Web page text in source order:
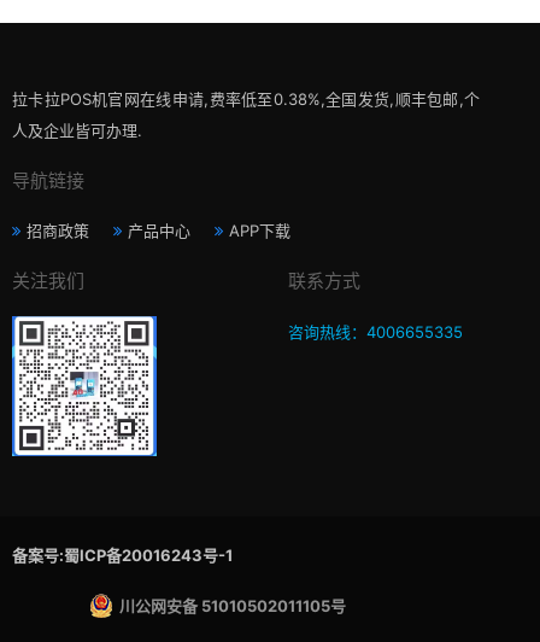
拉卡拉POS机官网在线申请,费率低至0.38%,全国发货,顺丰包邮,个
人及企业皆可办理.
导航链接
招商政策 产品中心 APP下载
关注我们 联系方式
咨询热线：4006655335
备案号:蜀ICP备20016243号-1
川公网安备 51010502011105号